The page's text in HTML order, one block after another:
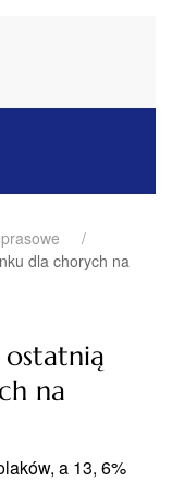
dla chorych na
na
a 13, 6%